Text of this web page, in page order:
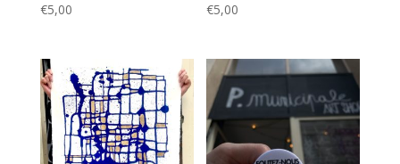
€5,00 €5,00